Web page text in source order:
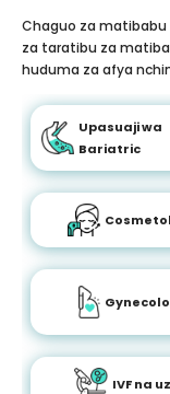
Chaguo za
za taratibu za
huduma za afya
Upasuaji wa
Bariatric
IVF na